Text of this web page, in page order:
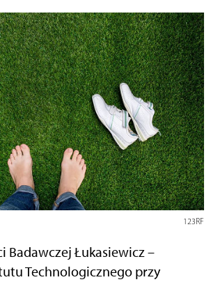
123RF
Badawczej Łukasiewicz –
Technologicznego przy